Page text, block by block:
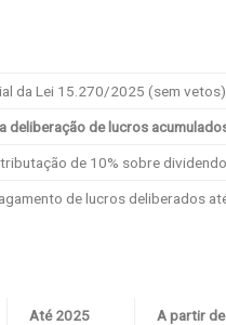
da Lei 15.270/2025 (sem vetos)
deliberação de lucros
de 10% sobre
de lucros deliberados
Até 2025 A partir